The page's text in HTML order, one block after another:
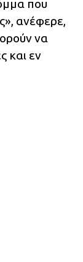
που
ανέφερε,
να
και εν